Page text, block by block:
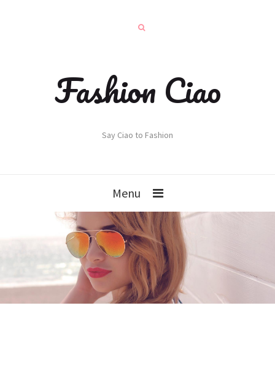
Fashion Ciao
Say Ciao to Fashion
Menu